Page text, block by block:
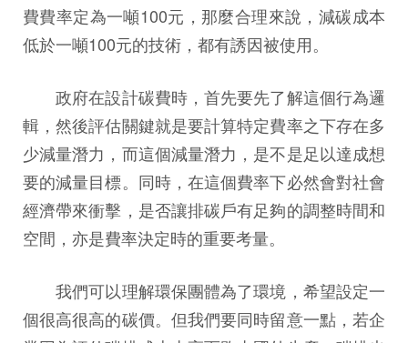
費費率定為一噸100元，那麼合理來說，減碳成本
低於一噸100元的技術，都有誘因被使用。
政府在設計碳費時，首先要先了解這個行為邏
輯，然後評估關鍵就是要計算特定費率之下存在多
少減量潛力，而這個減量潛力，是不是足以達成想
要的減量目標。同時，在這個費率下必然會對社會
經濟帶來衝擊，是否讓排碳戶有足夠的調整時間和
空間，亦是費率決定時的重要考量。
我們可以理解環保團體為了環境，希望設定一
個很高很高的碳價。但我們要同時留意一點，若企